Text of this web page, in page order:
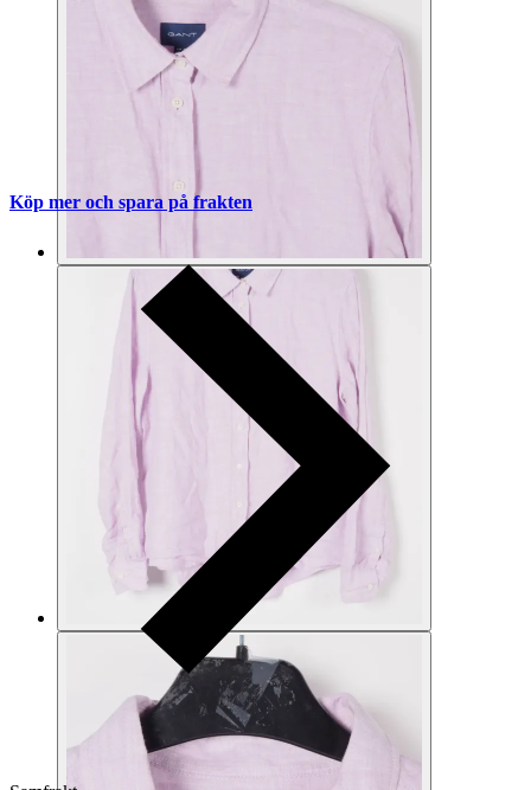
Köp mer och spara på frakten